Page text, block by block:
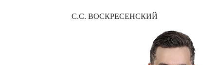
С.С. ВОСКРЕСЕНСКИЙ